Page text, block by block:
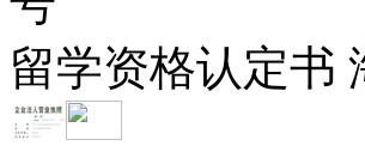
留学资格认定书